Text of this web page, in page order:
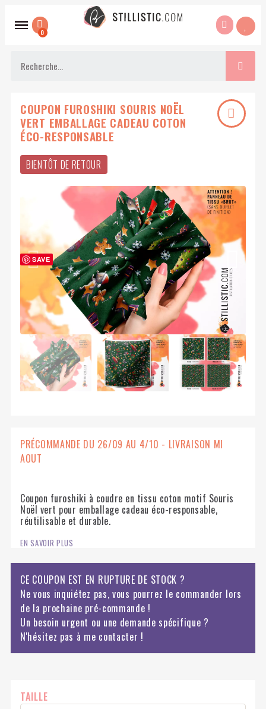
COUPON FUROSHIKI SOURIS NOËL
VERT EMBALLAGE CADEAU COTON
ÉCO-RESPONSABLE
BIENTÔT DE RETOUR
SAVE
PRÉCOMMANDE DU 26/09 AU 4/10 - LIVRAISON MI
AOUT
Coupon furoshiki à coudre en tissu coton motif Souris
Noël vert pour emballage cadeau éco-responsable,
réutilisable et durable.
EN SAVOIR PLUS
CE COUPON EST EN RUPTURE DE STOCK ?
Ne vous inquiétez pas, vous pourrez le commander lors
de la prochaine pré-commande !
Un besoin urgent ou une demande spécifique ?
N'hésitez pas à me contacter !
TAILLE